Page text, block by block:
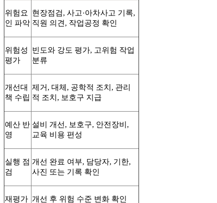
위험요
인 파악
현장점검, 사고·아차사고 기록,
직원 의견, 작업공정 확인
위험성
평가
빈도와 강도 평가, 고위험 작업
분류
개선대
책 수립
제거, 대체, 공학적 조치, 관리
적 조치, 보호구 지급
예산 반
영
설비 개선, 보호구, 안전장비,
교육 비용 편성
실행 점
검
개선 완료 여부, 담당자, 기한,
사진 또는 기록 확인
재평가 개선 후 위험 수준 변화 확인